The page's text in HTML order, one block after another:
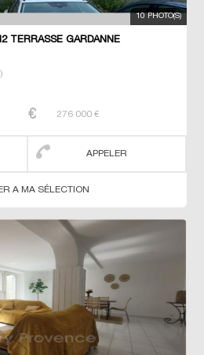
10 PHOTO(S)
TERRASSE GARDANNE
)
276 000 €
APPELER
A MA SÉLECTION